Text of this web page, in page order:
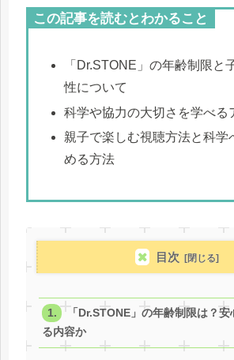
この記事を読むとわかること
「Dr.STONE」の年齢制限と
性について
科学や協力の大切さを学べる
親子で楽しむ視聴方法と科学
める方法
目次
「Dr.STONE」の年齢制限は？
る内容か